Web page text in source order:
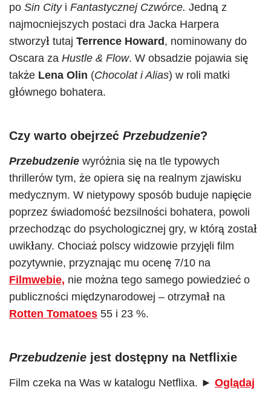
po Sin City i Fantastycznej Czwórce. Jedną z
najmocniejszych postaci dra Jacka Harpera
stworzył tutaj Terrence Howard , nominowany do
Oscara za Hustle & Flow. W obsadzie pojawia się
także Lena Olin (Chocolat i Alias) w roli matki
głównego bohatera.
Czy warto obejrzeć Przebudzenie?
Przebudzenie wyróżnia się na tle typowych
thrillerów tym, że opiera się na realnym zjawisku
medycznym. W nietypowy sposób buduje napięcie
poprzez świadomość bezsilności bohatera, powoli
przechodząc do psychologicznej gry, w którą został
uwikłany. Chociaż polscy widzowie przyjęli film
pozytywnie, przyznając mu ocenę 7/10 na
Filmwebie, nie można tego samego powiedzieć o
publiczności międzynarodowej – otrzymał na
Rotten Tomatoes 55 i 23 %.
Przebudzenie jest dostępny na Netflixie
Film czeka na Was w katalogu Netflixa. ► Oglądaj